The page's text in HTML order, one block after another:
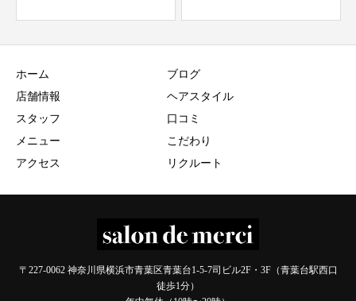
ホーム
店舗情報
スタッフ
メニュー
アクセス
ブログ
ヘアスタイル
口コミ
こだわり
リクルート
〒227-0062 神奈川県横浜市青葉区青葉台1-5-7司ビル2F・3F（青葉台駅西口
徒歩1分）